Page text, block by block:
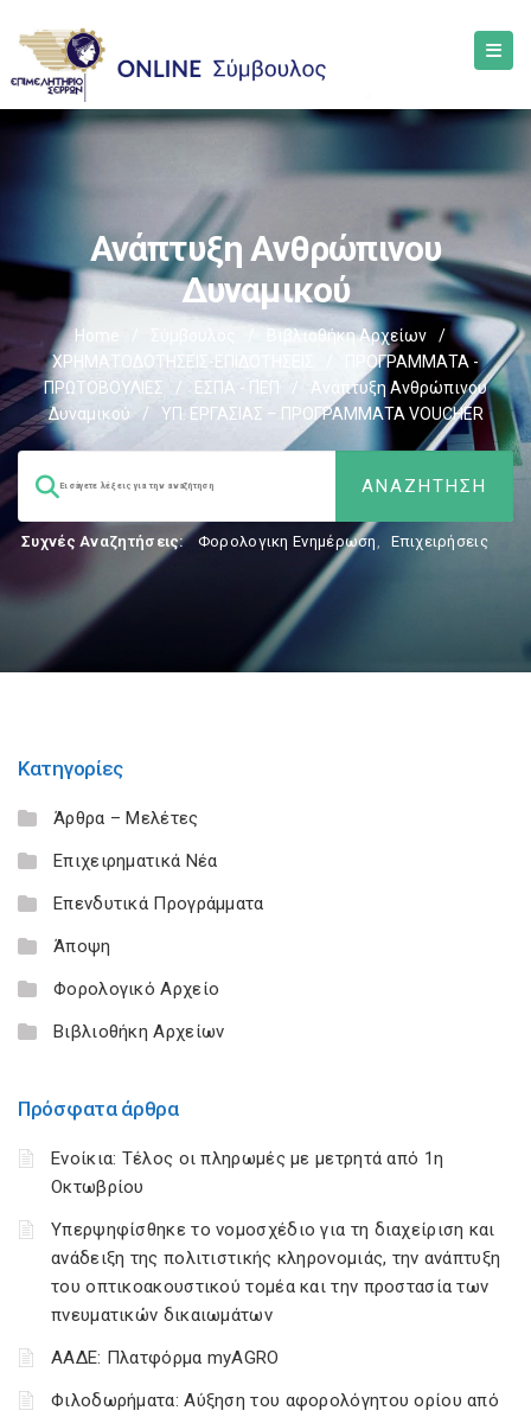
Ανάπτυξη Ανθρώπινου
Δυναμικού
Home Βιβλιοθήκη Αρχείων
/
ΧΡΗΜΑΤΟΔΟΤΗΣΕΙΣ-ΕΠΙΔΟΤΗΣΕΙΣ
ΠΡΟΓΡΑΜΜΑΤΑ -
ΠΡΩΤΟΒΟΥΛΙΕΣ
/ ΕΣΠΑ - ΠΕΠ /
Ανάπτυξη Ανθρώπινου
Δυναμικού
/ ΥΠ. ΕΡΓΑΣΙΑΣ – ΠΡΟΓΡΑΜΜΑΤΑ VOUCHER
Συχνές Αναζητήσεις: Φορολογικη Ενημέρωση, Επιχειρήσεις
Κατηγορίες
Άρθρα – Μελέτες
Επιχειρηματικά Νέα
Επενδυτικά Προγράμματα
Άποψη
Φορολογικό Αρχείο
Βιβλιοθήκη Αρχείων
Πρόσφατα άρθρα
Ενοίκια: Τέλος οι πληρωμές με μετρητά από 1η
Οκτωβρίου
Υπερψηφίσθηκε το νομοσχέδιο για τη διαχείριση και
ανάδειξη της πολιτιστικής κληρονομιάς, την ανάπτυξη
του οπτικοακουστικού τομέα και την προστασία των
πνευματικών δικαιωμάτων
ΑΑΔΕ: Πλατφόρμα myAGRO
Φιλοδωρήματα: Αύξηση του αφορολόγητου ορίου από